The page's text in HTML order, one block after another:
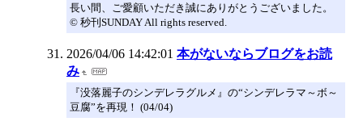
長い間、ご愛顧いただき誠にありがとうございました。
© 秒刊SUNDAY All rights reserved.
2026/04/06 14:42:01 本がないならブログをお読
み
『没落麗子のシンデレラグルメ』の“シンデレラマ～ボ～
豆腐”を再現！ (04/04)